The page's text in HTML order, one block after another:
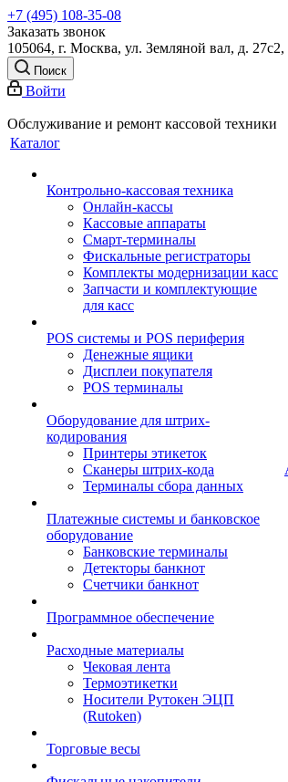
+7 (495) 108-35-08
Заказать звонок
105064, г. Москва, ул. Земляной вал, д.
Поиск
Войти
Обслуживание и ремонт кассовой техники
Каталог
Контрольно-кассовая техника
Онлайн-кассы
Кассовые аппараты
Смарт-терминалы
Фискальные регистраторы
Комплекты модернизации касс
Запчасти и комплектующие
для касс
POS системы и POS периферия
Денежные ящики
Дисплеи покупателя
POS терминалы
Оборудование для штрих-
кодирования
Принтеры этикеток
Сканеры штрих-кода
Терминалы сбора данных
Платежные системы и банковское
оборудование
Банковские терминалы
Детекторы банкнот
Счетчики банкнот
Программное обеспечение
Расходные материалы
Чековая лента
Термоэтикетки
Носители Рутокен ЭЦП
(Rutoken)
Торговые весы